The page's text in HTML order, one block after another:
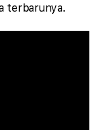
terbarunya.